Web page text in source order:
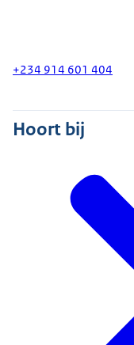
+234 914 601 404
Hoort bij